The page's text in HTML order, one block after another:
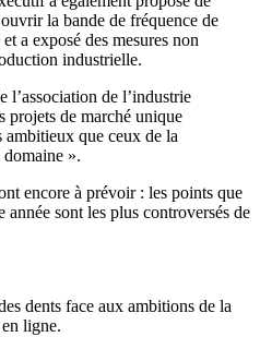
la bande de fréquence de
a exposé des mesures non
industrielle.
l’association de l’industrie
de marché unique
que ceux de la
domaine ».
encore à prévoir : les points que
sont les plus controversés de
dents face aux ambitions de la
ligne.